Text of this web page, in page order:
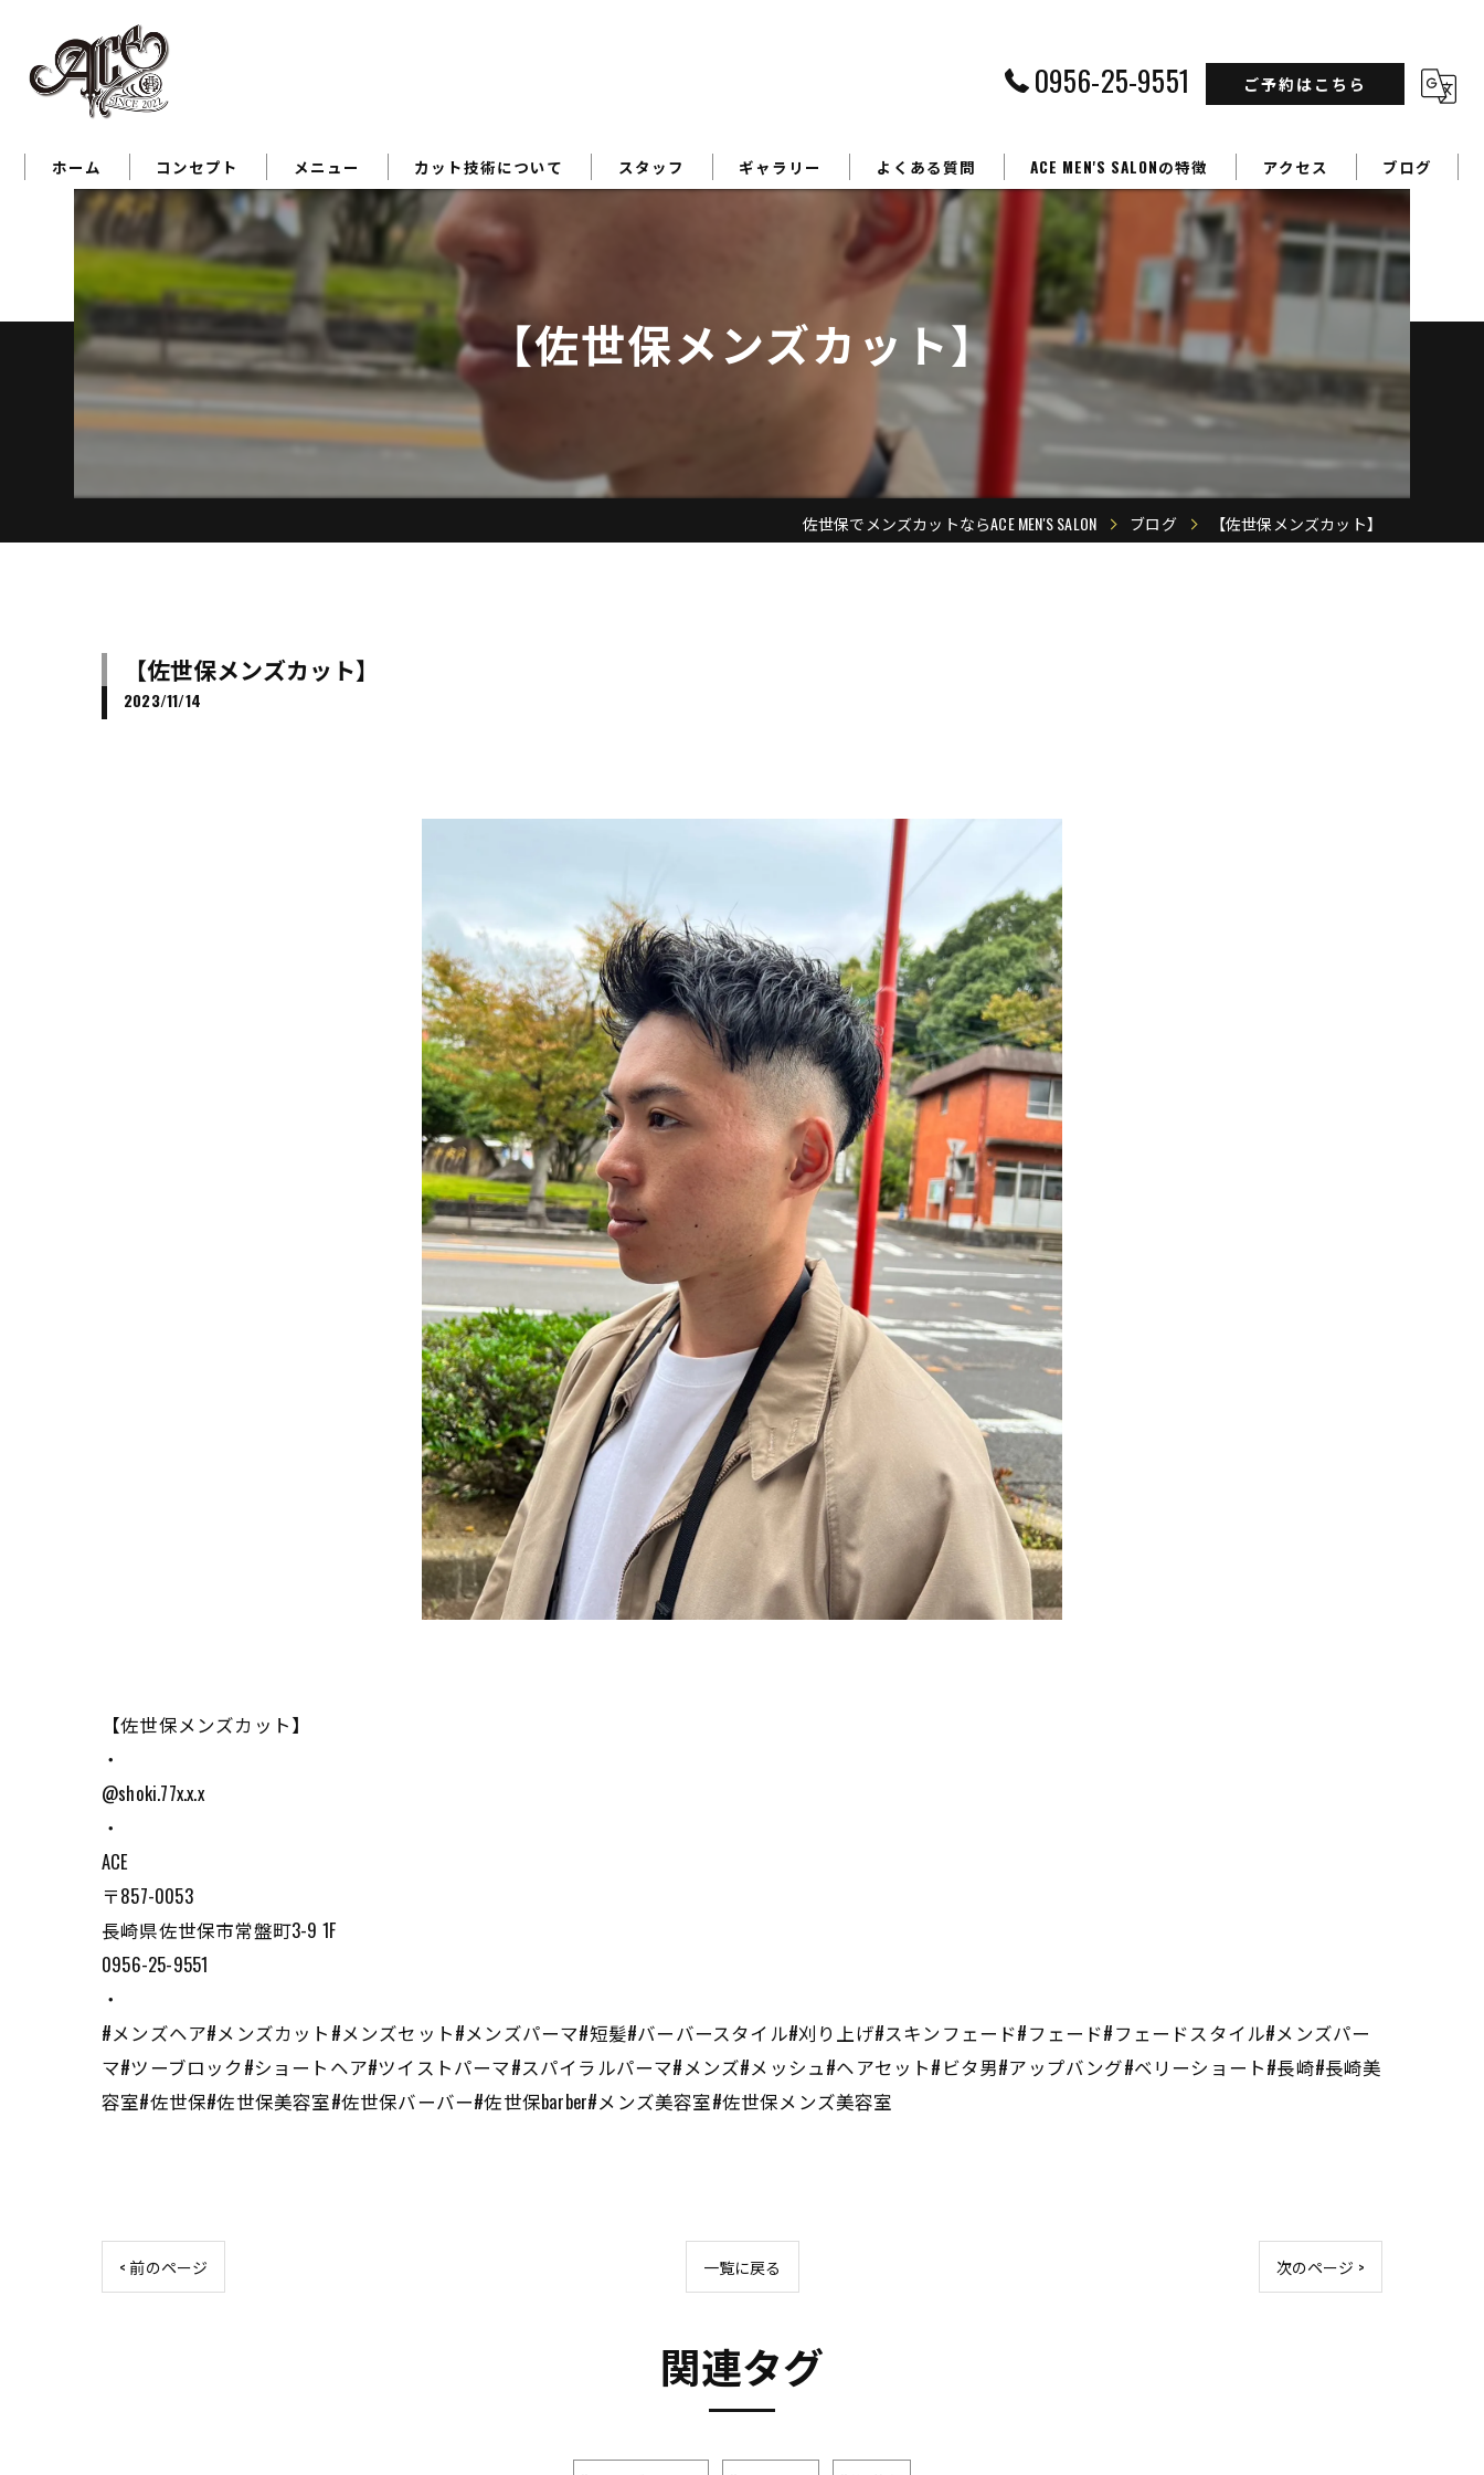
0956-25-9551 ご予約はこちら
ホーム コンセプト メニュー カット技術について スタッフ ギャラリー よくある質問 ACE MEN'S SALONの特徴
フェードカット
カラー
パーマ
学生
アクセス ブログ
【佐世保メンズカット】
佐世保でメンズカットならACE MEN'S SALON ブログ 【佐世保メンズカット】
【佐世保メンズカット】
2023/11/14
【佐世保メンズカット】
・
@shoki.77x.x.x
・
ACE
〒857-0053
長崎県佐世保市常盤町3-9 1F
0956-25-9551
・
#メンズヘア#メンズカット#メンズセット#メンズパーマ#短髪#バーバースタイル#刈り上げ#スキンフェード#フェード#フェードスタイル#メンズパー
マ#ツーブロック#ショートヘア#ツイストパーマ#スパイラルパーマ#メンズ#メッシュ#ヘアセット#ビタ男#アップバング#ベリーショート#長崎#長崎美
容室#佐世保#佐世保美容室#佐世保バーバー#佐世保barber#メンズ美容室#佐世保メンズ美容室
< 前のページ 一覧に戻る 次のページ >
関連タグ